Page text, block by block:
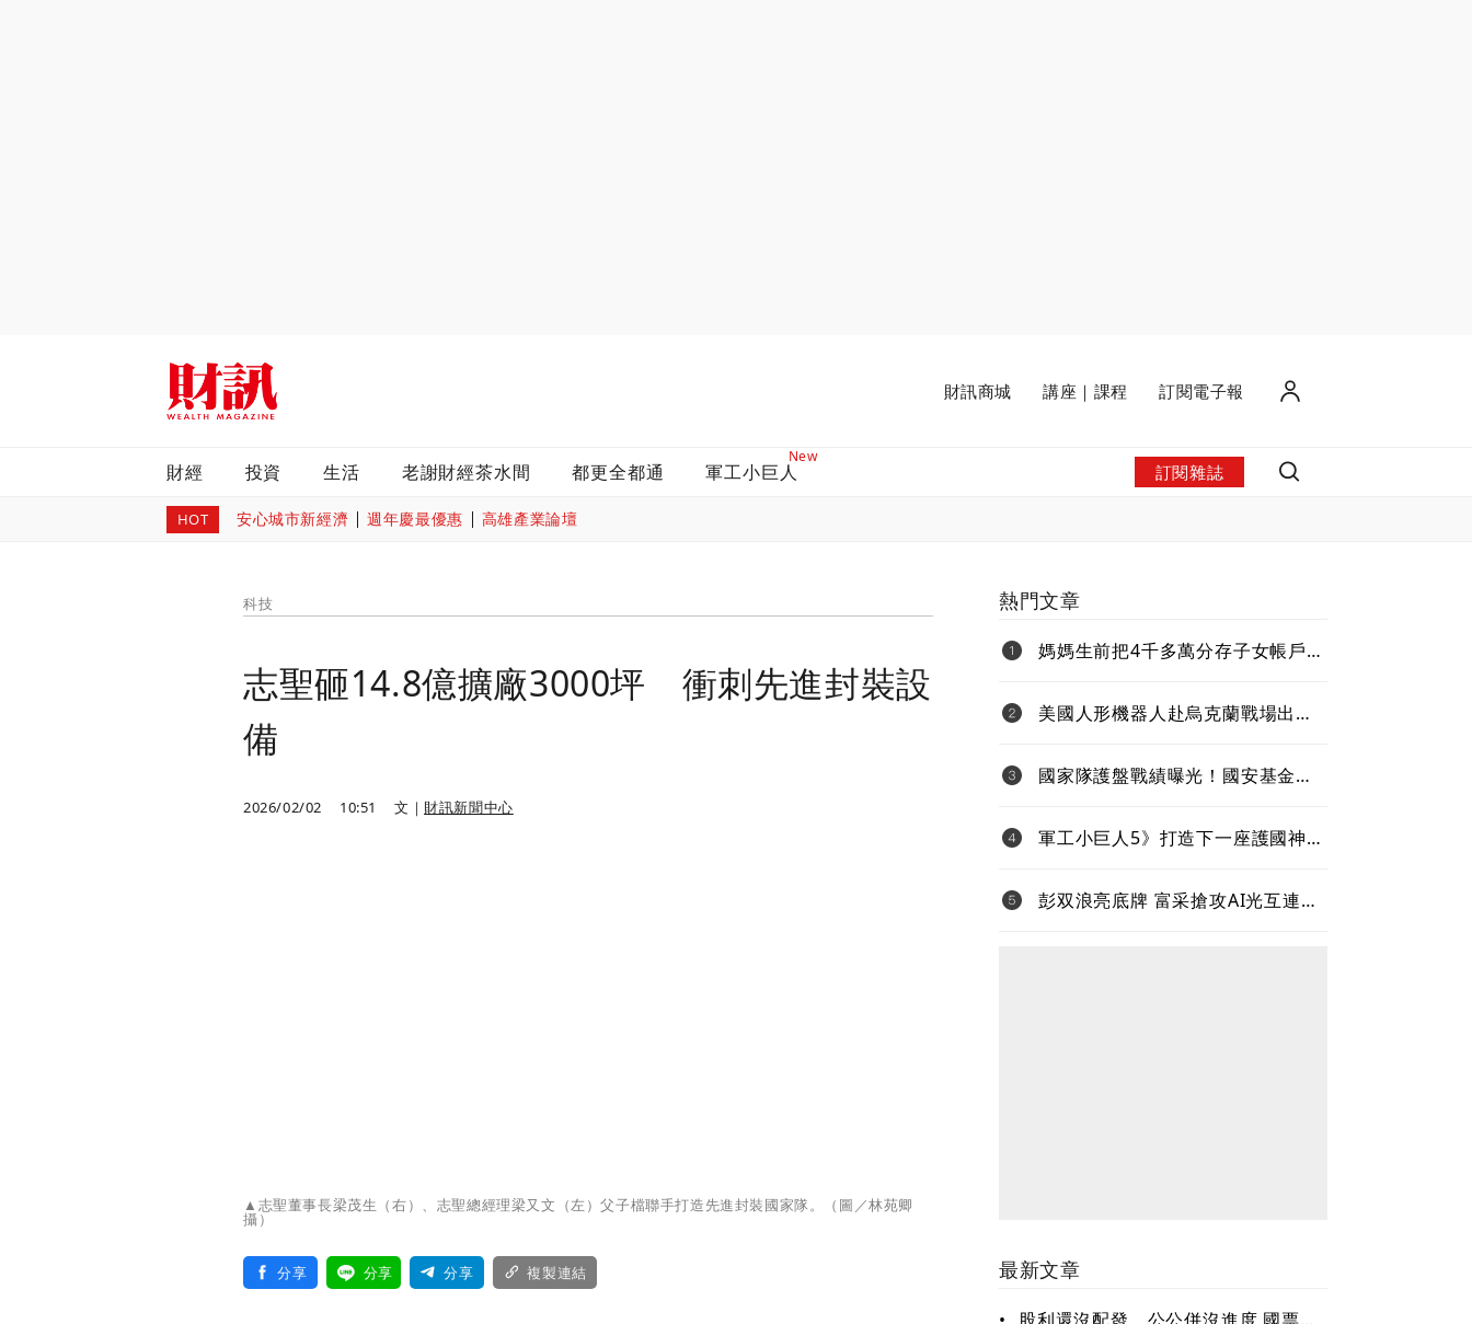
財訊商城 講座｜課程 訂閱電子報
財經 投資 生活 老謝財經茶水間 都更全都通
New
軍工小巨人 訂閱雜誌
HOT 安心城市新經濟 週年慶最優惠 高雄產業論壇
科技
志聖砸14.8億擴廠3000坪 衝刺先進封裝設
備
2026/02/02 10:51 文｜ 財訊新聞中心
▲志聖董事長梁茂生（右）、志聖總經理梁又文（左）父子檔聯手打造先進封裝國家隊。（圖／林苑卿
攝）
分享 分享 分享 複製連結
熱門文章
媽媽生前把4千多萬分存子女帳戶
美國人形機器人赴烏克蘭戰場出任
超微Ryzen AI嵌入式X100系列處理
器
國家隊護盤戰績曝光！國安基金
台積電狂賺76億
軍工小巨人5》打造下一座護國神
鏈
彭双浪亮底牌 富采搶攻AI光互連
最新文章